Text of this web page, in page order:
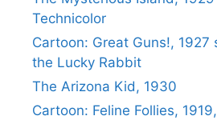
Technicolor
Cartoon: Great Guns!, 1927
the Lucky Rabbit
The Arizona Kid, 1930
Cartoon: Feline Follies,